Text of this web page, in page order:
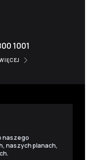
1001
naszego
naszych planach,